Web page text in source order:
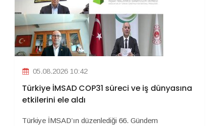
05.08.2026 10:42
Türkiye İMSAD COP31 süreci ve iş dünyasına
etkilerini ele aldı
Türkiye İMSAD’ın düzenlediği 66. Gündem